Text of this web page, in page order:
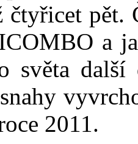
čtyřicet
a
světa
2011.